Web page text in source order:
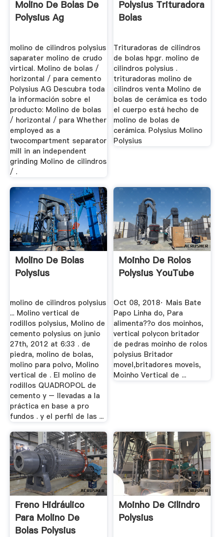
Molino De Bolas De
Polysius Ag
molino de cilindros polysius
saparater molino de crudo
virtical. Molino de bolas /
horizontal / para cemento
Polysius AG Descubra toda
la información sobre el
producto: Molino de bolas
/ horizontal / para Whether
employed as a
twocompartment separator
mill in an independent
grinding Molino de cilindros
/ .
Polysius Trituradora
Bolas
Trituradoras de cilindros
de bolas hpgr. molino de
cilindros polysius .
trituradoras molino de
cilindros venta Molino de
bolas de cerámica es todo
el cuerpo está hecho de
molino de bolas de
cerámica. Polysius Molino
Polysius
Molino De Bolas
Polysius
molino de cilindros polysius
... Molino vertical de
rodillos polysius, Molino de
cemento polysius on junio
27th, 2012 at 6:33 . de
piedra, molino de bolas,
molino para polvo, Molino
vertical de . El molino de
rodillos QUADROPOL de
cemento y – llevadas a la
práctica en base a pro
fundos . y el perfil de las ...
Moinho De Rolos
Polysius YouTube
Oct 08, 2018· Mais Bate
Papo Linha do, Para
alimenta??o dos moinhos,
vertical polycon britador
de pedras moinho de rolos
polysius Britador
movel,britadores moveis,
Moinho Vertical de ...
Freno Hidráulico
Para Molino De
Bolas Polysius
Moinho De Cilindro
Polysius